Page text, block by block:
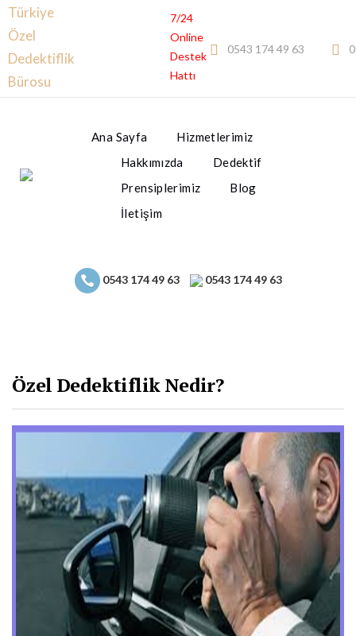
Türkiye
Özel
Dedektiflik
Bürosu
7/24
Online
Destek
Hattı
0543 174 49 63
Ana Sayfa
Hizmetlerimiz
Hakkımızda
Dedektif
Prensiplerimiz
Blog
İletişim
0543 174 49 63 0543 174 49 63
Özel Dedektiflik Nedir?